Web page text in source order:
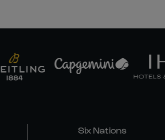
Six Nations